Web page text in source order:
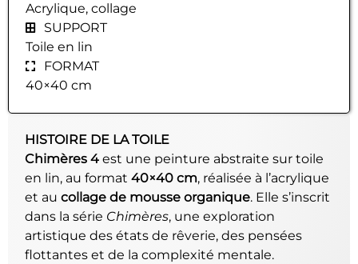
Acrylique, collage
SUPPORT
Toile en lin
FORMAT
40×40 cm
HISTOIRE DE LA TOILE
Chimères 4 est une peinture abstraite sur toile
en lin, au format40×40 cm, réalisée à l’acrylique
et aucollage de mousse organique. Elle s’inscrit
dans la série Chimères, une exploration
artistique des états de rêverie, des pensées
flottantes et de la complexité mentale.